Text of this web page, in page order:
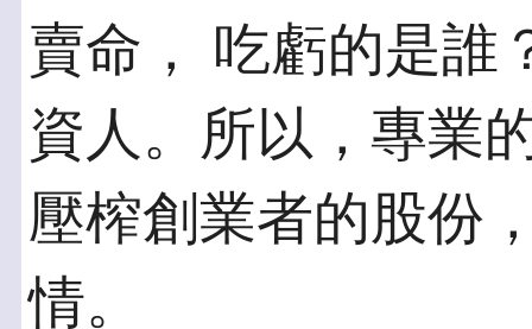
賣命， 吃虧的是誰
資人。所以，專業
壓榨創業者的股份
情。